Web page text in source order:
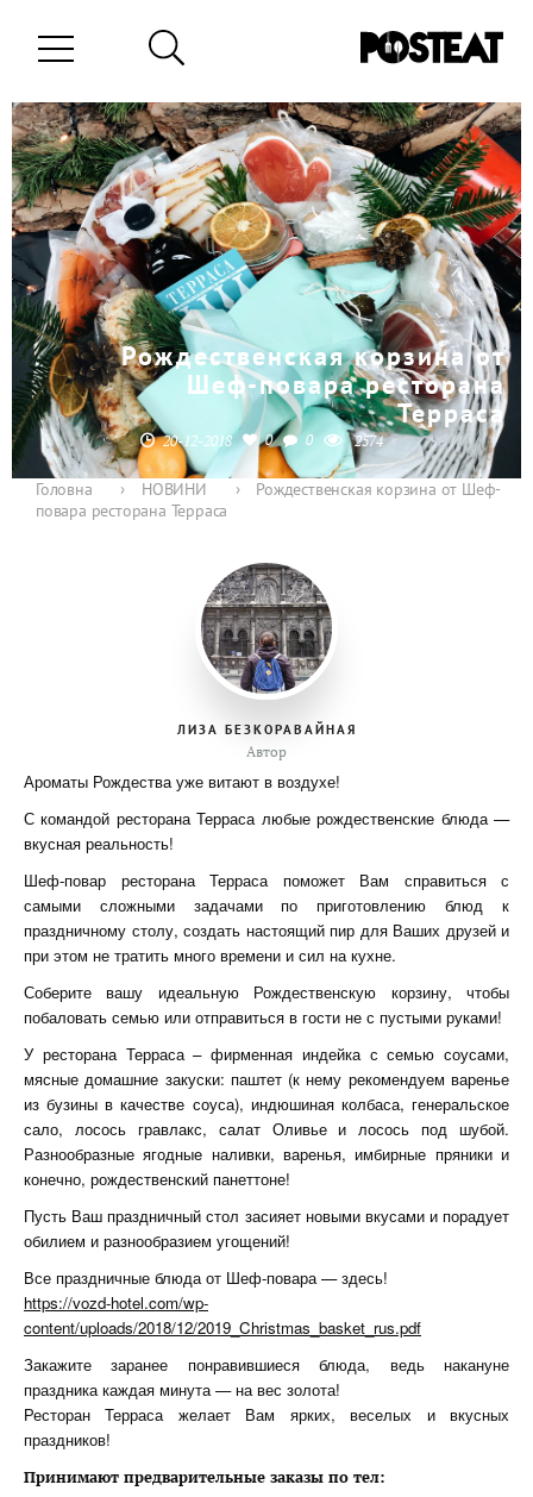
Рождественская корзина от
Шеф-повара ресторана
Терраса
20-12-2018 0 0 2574
Головна › НОВИНИ ›
Рождественская корзина от Шеф-
повара ресторана Терраса
ЛИЗА БЕЗКОРАВАЙНАЯ
Автор
Ароматы Рождества уже витают в воздухе!
С командой ресторана Терраса любые рождественские блюда —
вкусная реальность!
Шеф-повар ресторана Терраса поможет Вам справиться с
самыми сложными задачами по приготовлению блюд к
праздничному столу, создать настоящий пир для Ваших друзей и
при этом не тратить много времени и сил на кухне.
Соберите вашу идеальную Рождественскую корзину, чтобы
побаловать семью или отправиться в гости не с пустыми руками!
У ресторана Терраса – фирменная индейка с семью соусами,
мясные домашние закуски: паштет (к нему рекомендуем варенье
из бузины в качестве соуса), индюшиная колбаса, генеральское
сало, лосось гравлакс, салат Оливье и лосось под шубой.
Разнообразные ягодные наливки, варенья, имбирные пряники и
конечно, рождественский панеттоне!
Пусть Ваш праздничный стол засияет новыми вкусами и порадует
обилием и разнообразием угощений!
Все праздничные блюда от Шеф-повара — здесь!
https://vozd-hotel.com/wp-
content/uploads/2018/12/2019_Christmas_basket_rus.pdf
Закажите заранее понравившиеся блюда, ведь накануне
праздника каждая минута — на вес золота!
Ресторан Терраса желает Вам ярких, веселых и вкусных
праздников!
Принимают предварительные заказы по тел: